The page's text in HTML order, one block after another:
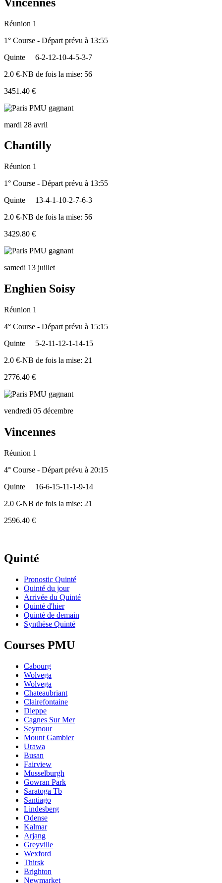
Réunion 1
1° Course - Départ prévu à 13:55
Quinte
6-2-12-10-4-5-3-7
2.0 €-NB de fois la mise: 56
3451.40 €
mardi 28 avril
Chantilly
Réunion 1
1° Course - Départ prévu à 13:55
Quinte
13-4-1-10-2-7-6-3
2.0 €-NB de fois la mise: 56
3429.80 €
samedi 13 juillet
Enghien Soisy
Réunion 1
4° Course - Départ prévu à 15:15
Quinte
5-2-11-12-1-14-15
2.0 €-NB de fois la mise: 21
2776.40 €
vendredi 05 décembre
Vincennes
Réunion 1
4° Course - Départ prévu à 20:15
Quinte
16-6-15-11-1-9-14
2.0 €-NB de fois la mise: 21
2596.40 €
Quinté
Pronostic Quinté
Quinté du jour
Arrivée du Quinté
Quinté d'hier
Quinté de demain
Synthèse Quinté
Courses PMU
Cabourg
Wolvega
Wolvega
Chateaubriant
Clairefontaine
Dieppe
Cagnes Sur Mer
Seymour
Mount Gambier
Urawa
Busan
Fairview
Musselburgh
Gowran Park
Saratoga Tb
Santiago
Lindesberg
Odense
Kalmar
Arjang
Greyville
Wexford
Thirsk
Brighton
Newmarket